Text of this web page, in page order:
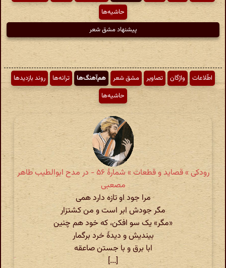
حاشیه‌ها
پیشنهاد مشق شعر
اطّلاعات واژگان تصاویر مشق شعر هم‌آهنگ‌ها ترانه‌ها
روند بازدیدها
حاشیه‌ها
رودکی » قصاید و قطعات » شمارهٔ ۵۶ - در مدح ابوالطیب طاهر
مصعبی
مرا جود او تازه دارد همی
مگر جودش ابر است و من کشتزار
«مگر» یک سو افکن، که خود هم چنین
بیندیش و دیدهٔ خرد برگمار
ابا برق و با جستن صاعقه
[...]